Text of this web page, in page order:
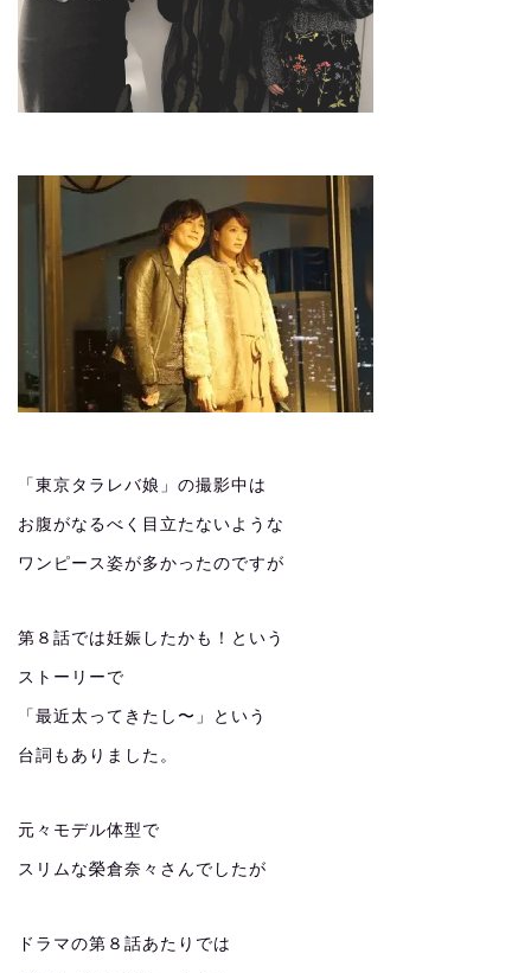
「東京タラレバ娘」の撮影中は
お腹がなるべく目立たないような
ワンピース姿が多かったのですが
第８話では妊娠したかも！という
ストーリーで
「最近太ってきたし〜」という
台詞もありました。
元々モデル体型で
スリムな榮倉奈々さんでしたが
ドラマの第８話あたりでは